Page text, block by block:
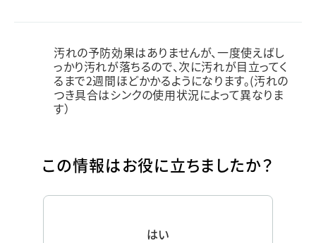
汚れの予防効果はありませんが、一度使えばし
っかり汚れが落ちるので、次に汚れが目立ってく
るまで2週間ほどかかるようになります。(汚れの
つき具合はシンクの使用状況によって異なりま
す）
この情報はお役に立ちましたか？
はい